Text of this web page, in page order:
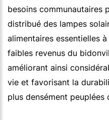
besoins communautaires
distribué des lampes
alimentaires essentielles
faibles revenus du
améliorant ainsi
vie et favorisant la
plus densément peuplées